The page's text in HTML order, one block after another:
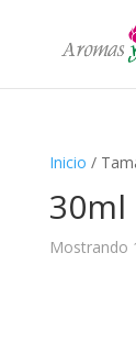
Inicio /
30ml
Mostrando